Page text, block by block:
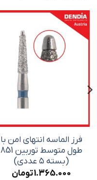
فرز الماسه انتهای امن با
طول متوسط توربین 851
(بسته ۵ عددی)
1.365.000تومان